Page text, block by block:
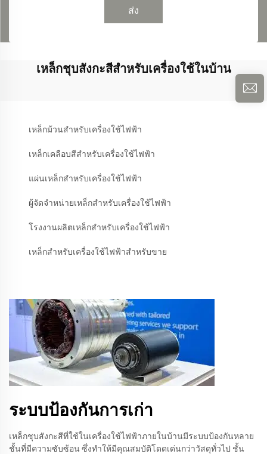
ส่ง
เหล็กชุบสังกะสีสำหรับเครื่องใช้ในบ้าน
เหล็กม้วนสำหรับเครื่องใช้ไฟฟ้า
เหล็กเคลือบสีสำหรับเครื่องใช้ไฟฟ้า
แผ่นเหล็กสำหรับเครื่องใช้ไฟฟ้า
ผู้จัดจำหน่ายเหล็กสำหรับเครื่องใช้ไฟฟ้า
โรงงานผลิตเหล็กสำหรับเครื่องใช้ไฟฟ้า
เหล็กสำหรับเครื่องใช้ไฟฟ้าสำหรับขาย
ระบบป้องกันการเก่า
เหล็กชุบสังกะสีที่ใช้ในเครื่องใช้ไฟฟ้าภายในบ้านมีระบบป้องกันหลาย
ชั้นที่มีความซับซ้อน ซึ่งทำให้มีคุณสมบัติโดดเด่นกว่าวัสดุทั่วไป ชั้น